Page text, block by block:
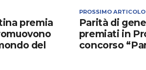
PROSSIMO ARTICOLO
Parità di
premiati in
concorso
premia
del